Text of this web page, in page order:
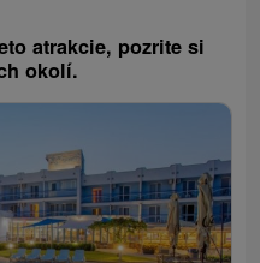
atrakcie, pozrite si
okolí.